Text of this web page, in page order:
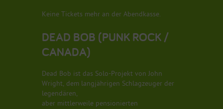
Keine Tickets mehr an der Abendkasse.
DEAD BOB (PUNK ROCK /
CANADA)
Dead Bob ist das Solo-Projekt von John
Wright, dem langjährigen Schlagzeuger der
legendären,
aber mittlerweile pensionierten